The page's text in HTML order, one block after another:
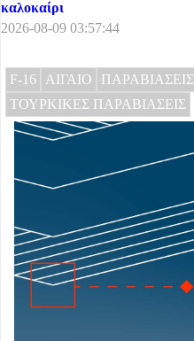
καλοκαίρι
2026-08-09 03:57:44
F-16 ΑΙΓΑΙΟ ΠΑΡΑΒΙΑΣΕΙΣ
ΤΟΥΡΚΙΚΕΣ ΠΑΡΑΒΙΑΣΕΙΣ